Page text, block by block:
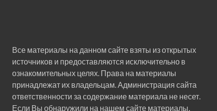
Все материалы на данном сайте взяты из открытых
источников и предоставляются исключительно в
ознакомительных целях. Права на материалы
принадлежат их владельцам. Администрация сайта
ответственности за содержание материала не несет.
Если Вы обнаружили на нашем сайте материалы,